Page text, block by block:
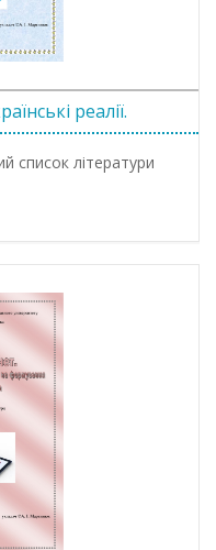
реалії.
список літератури